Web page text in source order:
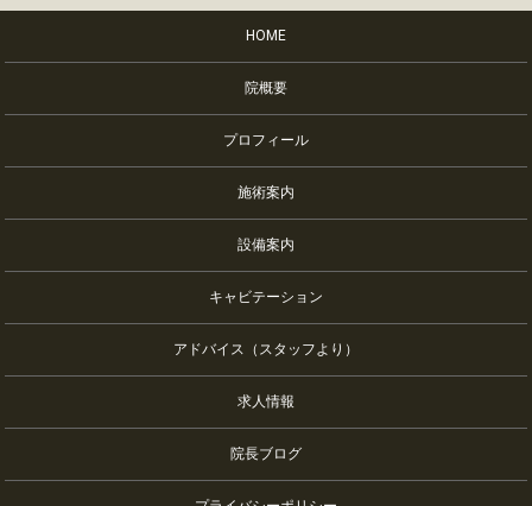
HOME
院概要
プロフィール
施術案内
設備案内
キャビテーション
アドバイス（スタッフより）
求人情報
院長ブログ